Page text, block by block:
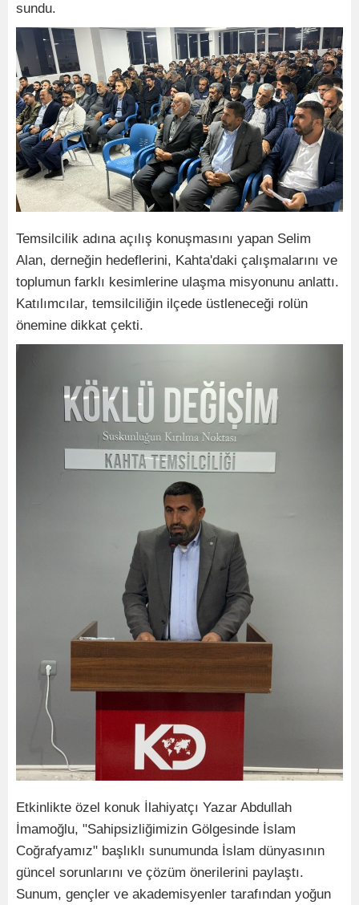
sundu.
Temsilcilik adına açılış konuşmasını yapan Selim
Alan, derneğin hedeflerini, Kahta'daki çalışmalarını ve
toplumun farklı kesimlerine ulaşma misyonunu anlattı.
Katılımcılar, temsilciliğin ilçede üstleneceği rolün
önemine dikkat çekti.
Etkinlikte özel konuk İlahiyatçı Yazar Abdullah
İmamoğlu, "Sahipsizliğimizin Gölgesinde İslam
Coğrafyamız" başlıklı sunumunda İslam dünyasının
güncel sorunlarını ve çözüm önerilerini paylaştı.
Sunum, gençler ve akademisyenler tarafından yoğun